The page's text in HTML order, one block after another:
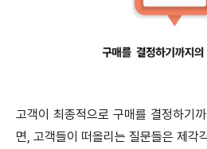
고객이 최종적으로 구매를 결정하기
면, 고객들이 떠올리는 질문들은 제각